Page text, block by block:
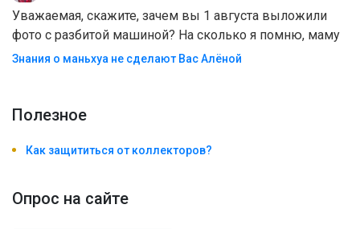
Уважаемая, скажите, зачем вы 1 августа выложили
фото с разбитой машиной? На сколько я помню, маму
Знания о маньхуа не сделают Вас Алëной
Полезноe
Как защититься от коллекторов?
Опрос на сайте